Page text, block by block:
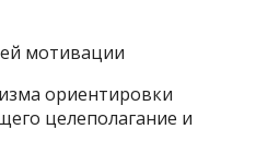
мотивации
ориентировки
целеполагание и